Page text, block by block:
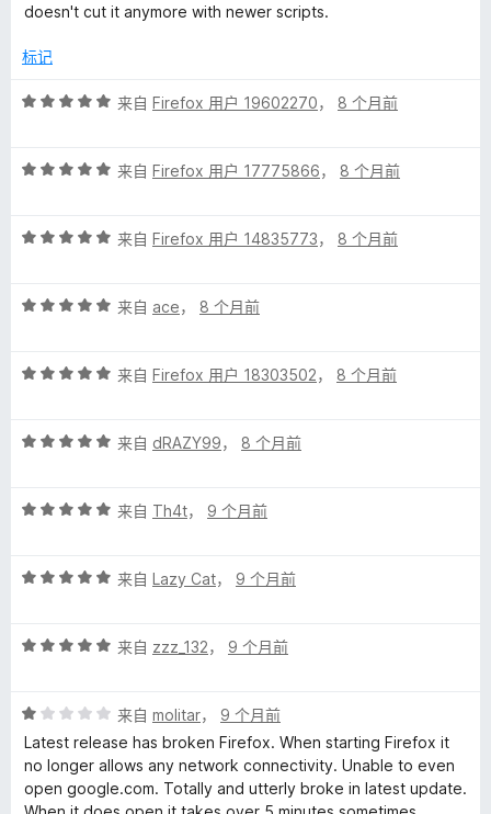
5
5
doesn't cut it anymore with newer scripts.
标记
评
/
来自 Firefox 用户 19602270， 8 个月前
评
/
来自 Firefox 用户 17775866， 8 个月前
评
/
来自 Firefox 用户 14835773， 8 个月前
评
/
来自 ace， 8 个月前
评
/
来自 Firefox 用户 18303502， 8 个月前
评
/
来自 dRAZY99， 8 个月前
评
/
来自 Th4t， 9 个月前
评
/
来自 Lazy Cat， 9 个月前
评
/
5
来自 zzz_132， 9 个月前
评
分
1
/
5
来自 molitar， 9 个月前
Latest release has broken Firefox. When starting Firefox it
no longer allows any network connectivity. Unable to even
open google.com. Totally and utterly broke in latest update.